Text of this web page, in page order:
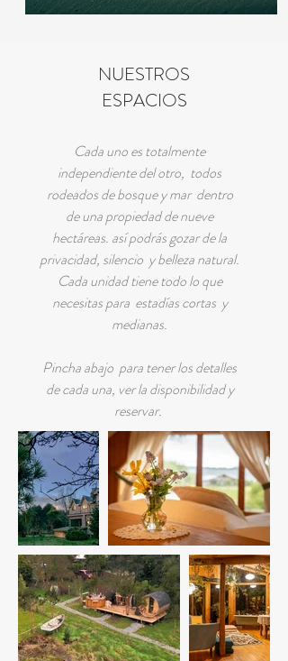
NUESTROS
ESPACIOS
Cada uno es totalmente
independiente del otro, todos
rodeados de bosque y mar dentro
de una propiedad de nueve
hectáreas. así podrás gozar de la
privacidad, silencio y belleza natural.
Cada unidad tiene todo lo que
necesitas para estadías cortas y
medianas.
Pincha abajo para tener los detalles
de cada una, ver la disponibilidad y
reservar.